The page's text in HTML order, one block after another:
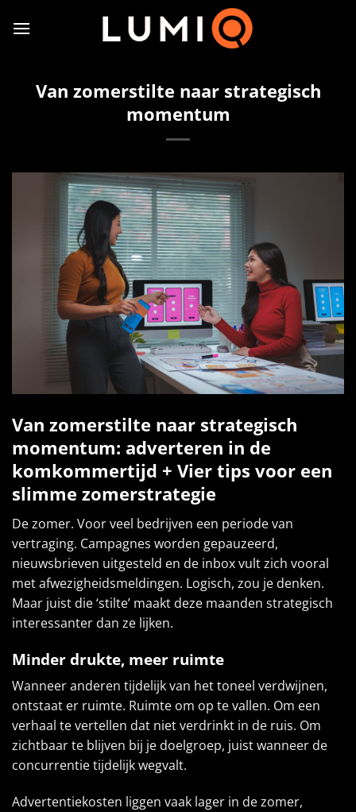
naar
Van zomerstilte naar strategisch
momentum
Van zomerstilte naar strategisch
momentum: adverteren in de
komkommertijd + Vier tips voor een
slimme zomerstrategie
De zomer. Voor veel bedrijven een periode van
vertraging. Campagnes worden gepauzeerd,
nieuwsbrieven uitgesteld en de inbox vult zich vooral
met afwezigheidsmeldingen. Logisch, zou je denken.
Maar juist die ‘stilte’ maakt deze maanden strategisch
interessanter dan ze lijken.
Minder drukte, meer ruimte
Wanneer anderen tijdelijk van het toneel verdwijnen,
ontstaat er ruimte. Ruimte om op te vallen. Om een
verhaal te vertellen dat niet verdrinkt in de ruis. Om
zichtbaar te blijven bij je doelgroep, juist wanneer de
concurrentie tijdelijk wegvalt.
Advertentiekosten liggen vaak lager in de zomer,